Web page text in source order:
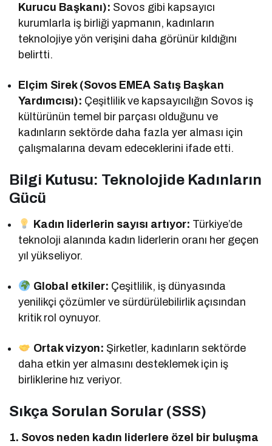
Kurucu Başkanı): Sovos gibi kapsayıcı
kurumlarla iş birliği yapmanın, kadınların
teknolojiye yön verişini daha görünür kıldığını
belirtti.
Elçim Sirek (Sovos EMEA Satış Başkan
Yardımcısı): Çeşitlilik ve kapsayıcılığın Sovos iş
kültürünün temel bir parçası olduğunu ve
kadınların sektörde daha fazla yer alması için
çalışmalarına devam edeceklerini ifade etti.
Bilgi Kutusu: Teknolojide Kadınların
Gücü
Kadın liderlerin sayısı artıyor: Türkiye’de
teknoloji alanında kadın liderlerin oranı her geçen
yıl yükseliyor.
Global etkiler: Çeşitlilik, iş dünyasında
yenilikçi çözümler ve sürdürülebilirlik açısından
kritik rol oynuyor.
Ortak vizyon: Şirketler, kadınların sektörde
daha etkin yer almasını desteklemek için iş
birliklerine hız veriyor.
Sıkça Sorulan Sorular (SSS)
1. Sovos neden kadın liderlere özel bir buluşma